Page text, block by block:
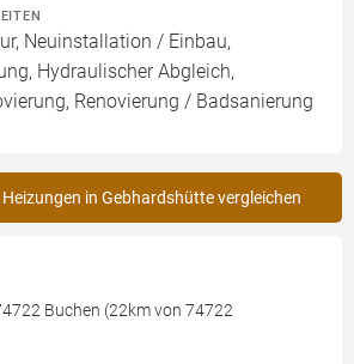
Neuinstallation / Einbau,
Hydraulischer Abgleich,
Renovierung / Badsanierung
in Gebhardshütte vergleichen
Buchen (22km von 74722